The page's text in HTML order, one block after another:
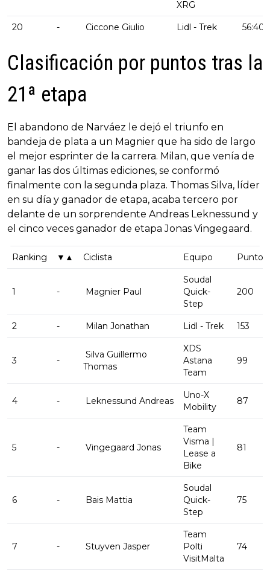
XRG
20 - Ciccone Giulio Lidl - Trek 56:40
Clasificación por puntos tras la
21ª etapa
El abandono de Narváez le dejó el triunfo en
bandeja de plata a un Magnier que ha sido de largo
el mejor esprinter de la carrera. Milan, que venía de
ganar las dos últimas ediciones, se conformó
finalmente con la segunda plaza. Thomas Silva, líder
en su día y ganador de etapa, acaba tercero por
delante de un sorprendente Andreas Leknessund y
el cinco veces ganador de etapa Jonas Vingegaard.
Ranking ▼▲ Ciclista Equipo Puntos
1 - Magnier Paul
Soudal
Quick-
Step
200
2 - Milan Jonathan Lidl - Trek 153
3 -
Silva Guillermo
Thomas
XDS
Astana
Team
99
4 - Leknessund Andreas
Uno-X
Mobility
87
5 - Vingegaard Jonas
Team
Visma |
Lease a
Bike
81
6 - Bais Mattia
Soudal
Quick-
Step
75
7 - Stuyven Jasper
Team
Polti
VisitMalta
74